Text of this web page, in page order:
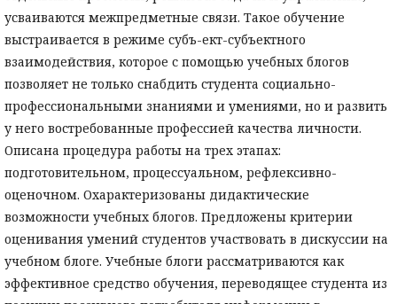
усваиваются межпредметные связи. Такое обучение
выстраивается в режиме субъ-ект-субъектного
взаимодействия, которое с помощью учебных блогов
позволяет не только снабдить студента социально-
профессиональными знаниями и умениями, но и развить
у него востребованные профессией качества личности.
Описана процедура работы на трех этапах:
подготовительном, процессуальном, рефлексивно-
оценочном. Охарактеризованы дидактические
возможности учебных блогов. Предложены критерии
оценивания умений студентов участвовать в дискуссии на
учебном блоге. Учебные блоги рассматриваются как
эффективное средство обучения, переводящее студента из